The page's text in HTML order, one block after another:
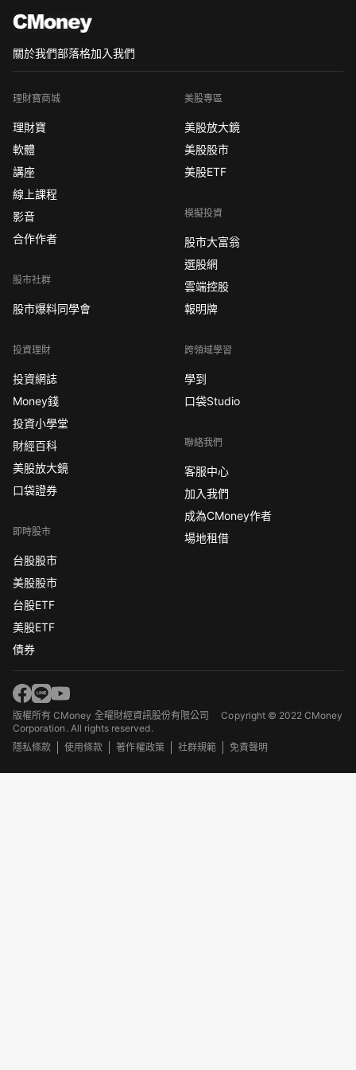
關於我們部落格加入我們
理財寶商城
理財寶
軟體
講座
線上課程
影音
合作作者
股市社群
股市爆料同學會
投資理財
投資網誌
Money錢
投資小學堂
財經百科
美股放大鏡
口袋證券
即時股市
台股股市
美股股市
台股ETF
美股ETF
債券
美股專區
美股放大鏡
美股股市
美股ETF
模擬投資
股市大富翁
選股網
雲端控股
報明牌
跨領域學習
學到
口袋Studio
聯絡我們
客服中心
加入我們
成為CMoney作者
場地租借
版權所有 CMoney 全曜財經資訊股份有限公司Copyright © 2022 CMoney
Corporation. All rights reserved.
隱私條款
使用條款 著作權政策 社群規範 免責聲明